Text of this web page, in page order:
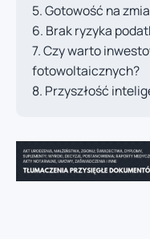
Gotowość na
Brak ryzyka
Czy warto
fotowoltaicznych?
Przyszłość